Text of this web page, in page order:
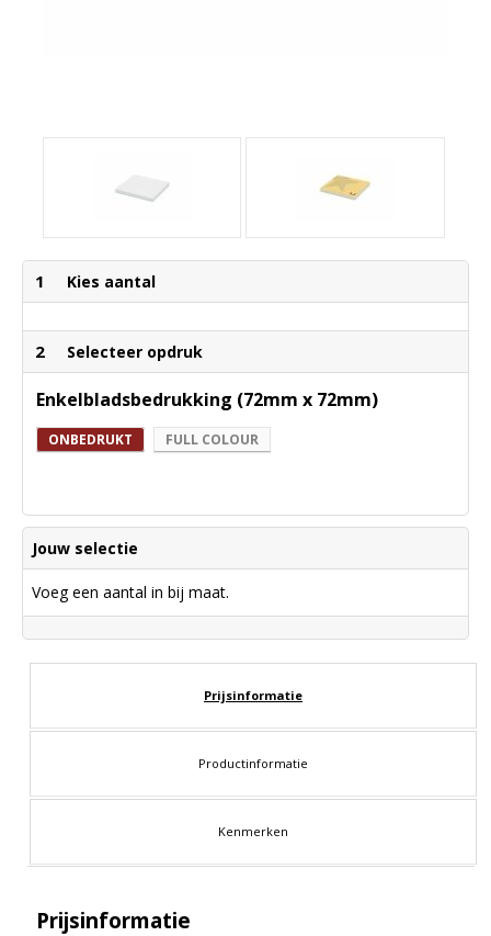
1 Kies aantal
2 Selecteer opdruk
Enkelbladsbedrukking (72mm x 72mm)
ONBEDRUKT FULL COLOUR
Jouw selectie
Voeg een aantal in bij maat.
Prijsinformatie
Productinformatie
Kenmerken
Prijsinformatie